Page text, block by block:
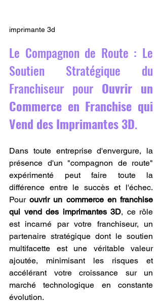
imprimante 3d
Le Compagnon de Route : Le
Soutien Stratégique du
Franchiseur pour Ouvrir un
Commerce en Franchise qui
Vend des Imprimantes 3D.
Dans toute entreprise d'envergure, la
présence d'un "compagnon de route"
expérimenté peut faire toute la
différence entre le succès et l'échec.
Pour ouvrir un commerce en franchise
qui vend des imprimantes 3D, ce rôle
est incarné par votre franchiseur, un
partenaire stratégique dont le soutien
multifacette est une véritable valeur
ajoutée, minimisant les risques et
accélérant votre croissance sur un
marché technologique en constante
évolution.